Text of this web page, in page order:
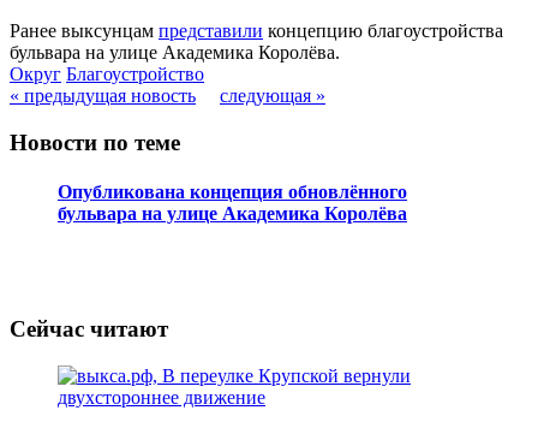
Ранее выксунцам представили концепцию благоустройства
бульвара на улице Академика Королёва.
Округ Благоустройство
« предыдущая новость
следующая »
Новости по теме
Опубликована концепция обновлённого
бульвара на улице Академика Королёва
Сейчас читают